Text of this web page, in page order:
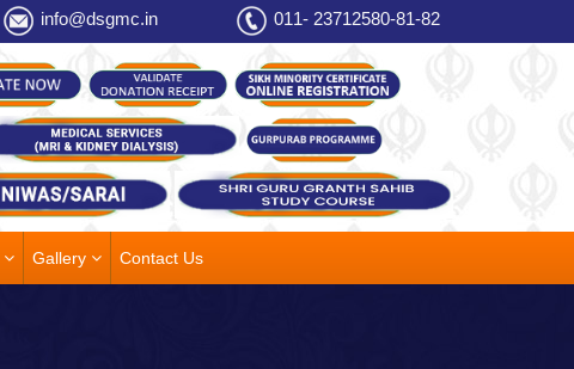
info@dsgmc.in 011- 23712580-81-82
Gallery Contact Us